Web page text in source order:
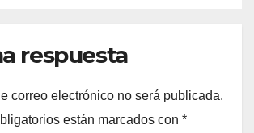
respuesta
correo electrónico no será publicada.
están marcados con *